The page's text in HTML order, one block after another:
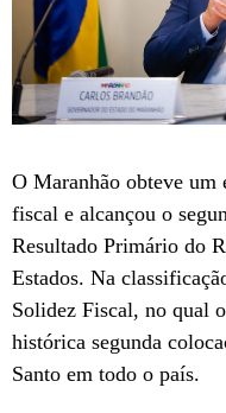
O Maranhão obteve um
fiscal e alcançou o
Resultado Primário do
Estados. Na
Solidez Fiscal, no qual
histórica segunda
Santo em todo o país.